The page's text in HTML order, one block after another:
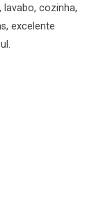
lavabo, cozinha,
excelente